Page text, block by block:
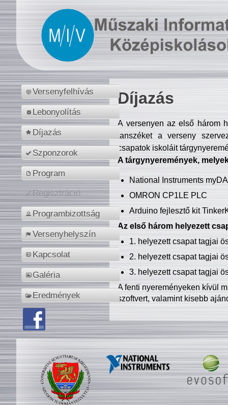
Versenyfelhívás
Lebonyolítás
Díjazás
Szponzorok
Program
Regisztráció
Programbizottság
Versenyhelyszín
Kapcsolat
Galéria
Eredmények
Díjazás
A versenyen az első három
tanszéket a verseny
csapatok iskoláit
A tárgynyeremények,
National Instruments
OMRON CP1LE PLC
Arduino fejlesztő kit
Az első három helyezett
1. helyezett csapat tagjai
2. helyezett csapat tagjai
3. helyezett csapat tagjai
A fenti nyereményeken kívül
szoftvert, valamint kisebb